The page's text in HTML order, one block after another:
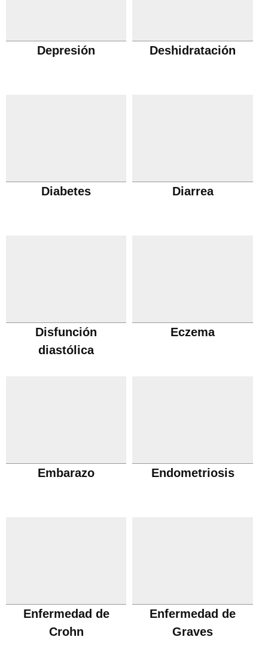
Depresión Deshidratación
Diabetes Diarrea
Disfunción
diastólica
Eczema
Embarazo Endometriosis
Enfermedad de
Crohn
Enfermedad de
Graves